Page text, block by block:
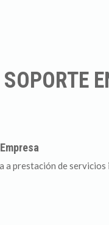
a prestación de